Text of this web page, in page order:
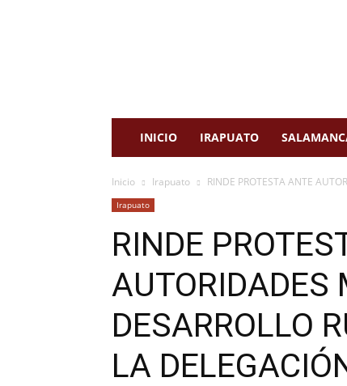
INICIO IRAPUATO
Inicio Irapuato RINDE PROTESTA ANTE
Irapuato
RINDE
AUTORIDADES
DESARROLLO
LA